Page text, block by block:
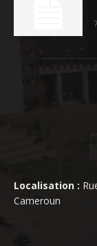
Localisation :
Cameroun